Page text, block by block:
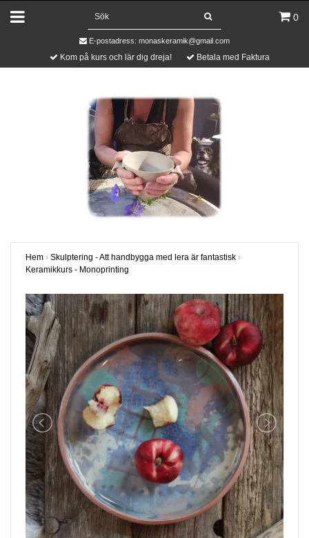
0
E-postadress: monaskeramik@gmail.com
Kom på kurs och lär dig dreja! Betala med Faktura
Hem › Skulptering - Att handbygga med lera är fantastisk ›
Keramikkurs - Monoprinting